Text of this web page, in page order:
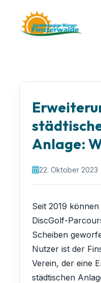
Anlage:
22. Oktober 2023
Seit 2019
DiscGolf-
Scheiben
Nutzer ist der
Verein, der eine
städtischen